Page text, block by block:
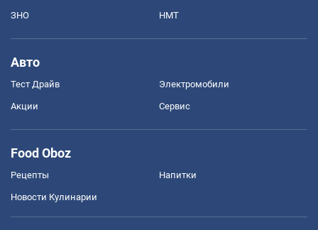
ЗНО НМТ
Авто
Тест Драйв Электромобили
Акции Сервис
Food Oboz
Рецепты Напитки
Новости Кулинарии